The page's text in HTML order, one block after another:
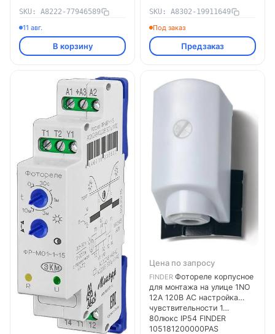
Автоматика A8222-
77946589
SKU: A8222-77946589
11 авг.
В корзину
SKU: A8302-19911649
Под заказ
Предзаказ
Цена по запросу
FINDER Фотореле корпусное
для монтажа на улице 1NO
12А 120В AC настройка
чувствительности 1…
80люкс IP54 FINDER
105181200000PAS